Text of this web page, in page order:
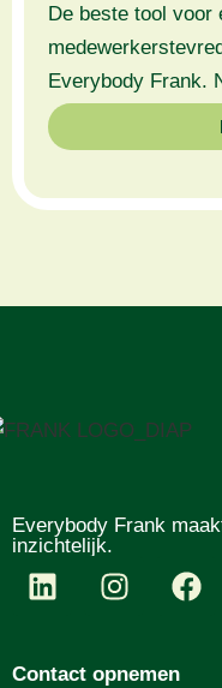
De beste tool voor
Everybody Frank.
Everybody Frank
inzichtelijk.
Contact opnemen